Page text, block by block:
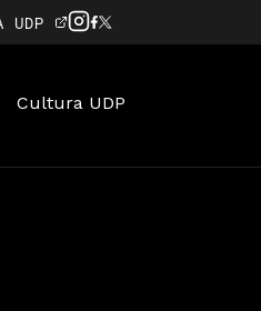
UDP
Cultura UDP